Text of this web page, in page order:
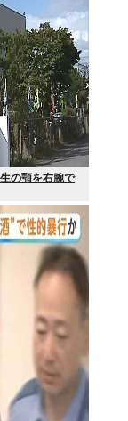
の顎を右腕で